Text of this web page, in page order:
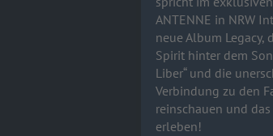
ANTENNE in NRW
neue Album Legacy,
Spirit hinter dem
Liber“ und die
Verbindung zu den
reinschauen und
erleben!